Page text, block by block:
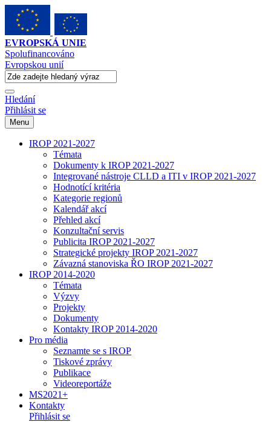
EVROPSKÁ UNIE
Spolufinancováno
Evropskou unií
Hledání
Přihlásit se
Menu
IROP 2021-2027
Témata
Dokumenty k IROP 2021-2027
Integrované nástroje CLLD a ITI v IROP 2021-2027
Hodnotící kritéria
Kategorie regionů
Kalendář akcí
Přehled akcí
Konzultační servis
Publicita IROP 2021-2027
Strategické projekty IROP 2021-2027
Závazná stanoviska ŘO IROP 2021-2027
IROP 2014-2020
Témata
Výzvy
Projekty
Dokumenty
Kontakty IROP 2014-2020
Pro média
Seznamte se s IROP
Tiskové zprávy
Publikace
Videoreportáže
MS2021+
Kontakty
Přihlásit se